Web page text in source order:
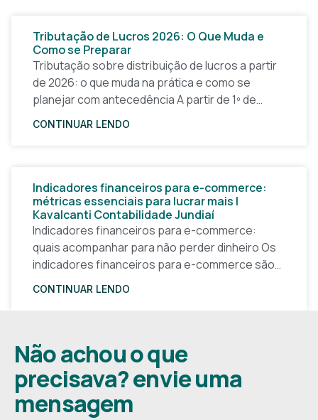
Tributação de Lucros 2026: O Que Muda e
Como se Preparar
Tributação sobre distribuição de lucros a partir
de 2026: o que muda na prática e como se
planejar com antecedência A partir de 1º de
janeiro de 2026, a forma
CONTINUAR LENDO
Indicadores financeiros para e-commerce:
métricas essenciais para lucrar mais |
Kavalcanti Contabilidade Jundiaí
Indicadores financeiros para e-commerce:
quais acompanhar para não perder dinheiro Os
indicadores financeiros para e-commerce são a
base de qualquer decisão inteligente em uma
CONTINUAR LENDO
Não achou o que
precisava? envie uma
mensagem